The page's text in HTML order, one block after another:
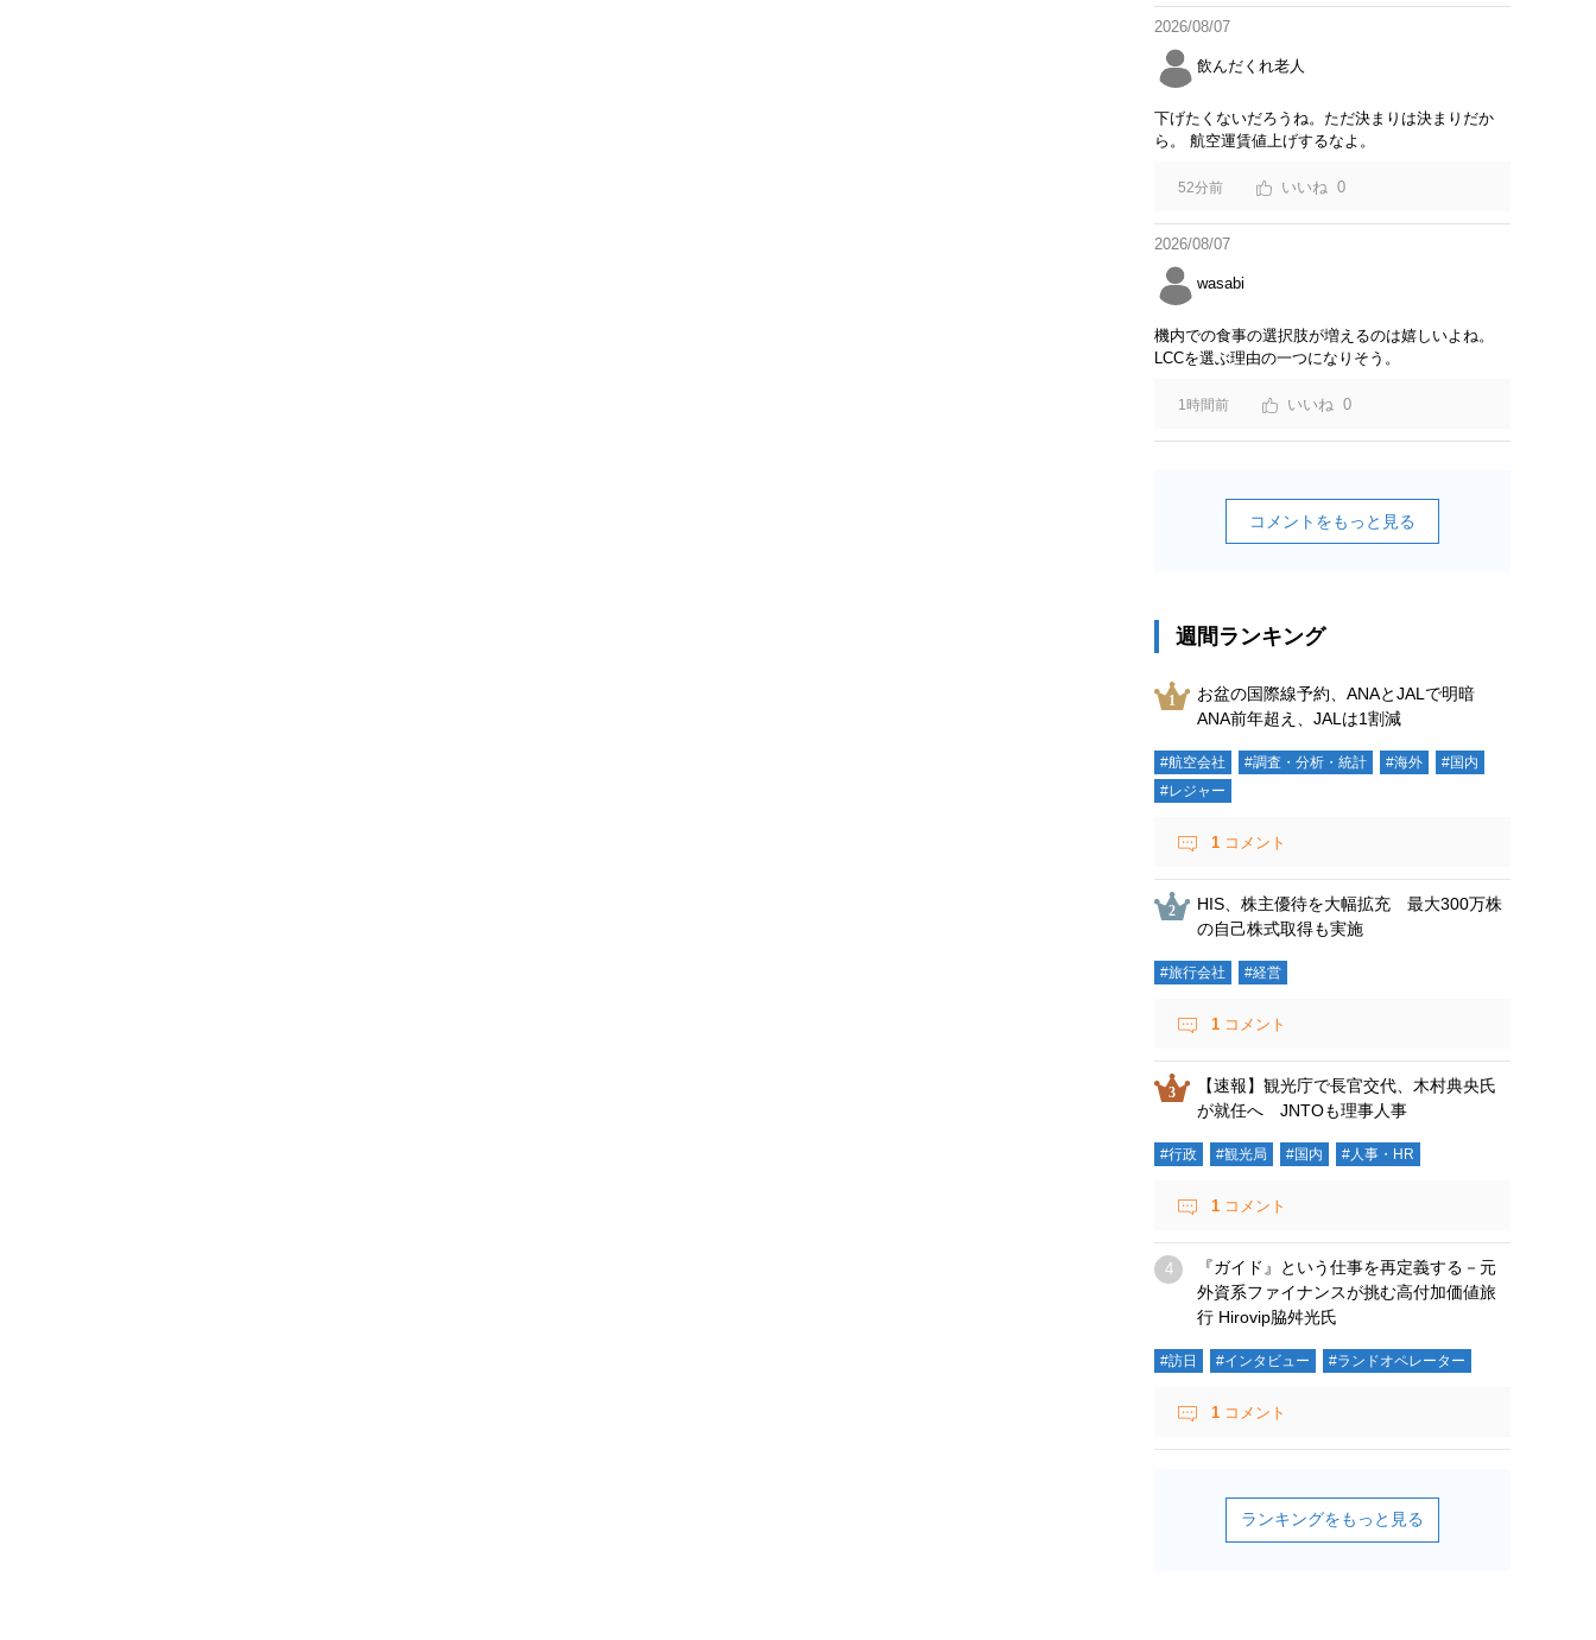
2026/08/07
飲んだくれ老人
下げたくないだろうね。ただ決まりは決まりだか
ら。 航空運賃値上げするなよ。
52分前 0
2026/08/07
wasabi
機内での食事の選択肢が増えるのは嬉しいよね。
LCCを選ぶ理由の一つになりそう。
1時間前 0
コメントをもっと見る
週間ランキング
お盆の国際線予約、ANAとJALで明暗
ANA前年超え、JALは1割減
#航空会社 #調査・分析・統計 #海外
#国内
#レジャー
1 コメント
HIS、株主優待を大幅拡充 最大300万株
の自己株式取得も実施
#旅行会社 #経営
1 コメント
【速報】観光庁で長官交代、木村典央氏
が就任へ JNTOも理事人事
#行政 #観光局 #国内 #人事・HR
1 コメント
『ガイド』という仕事を再定義する－元
外資系ファイナンスが挑む高付加価値旅
行 Hirovip脇舛光氏
#訪日 #インタビュー #ランドオペレーター
1 コメント